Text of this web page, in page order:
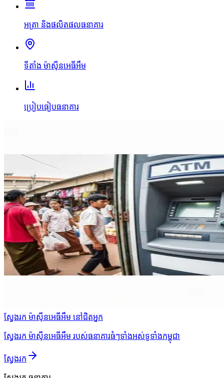
អត្រា និងផលិតផលធនាគារ
ទីតាំង ម៉ាស៊ីនអេធីអឹម
ប្រៀបធៀបធនាគារ
ស្វែងរក ម៉ាស៊ីនអេធីអឹម នៅជិតអ្នក
ស្វែងរក ម៉ាស៊ីនអេធីអឹម របស់ធនាគារធំៗទាំងអស់ទូទាំងកម្ពុជា
ស្វែងរក